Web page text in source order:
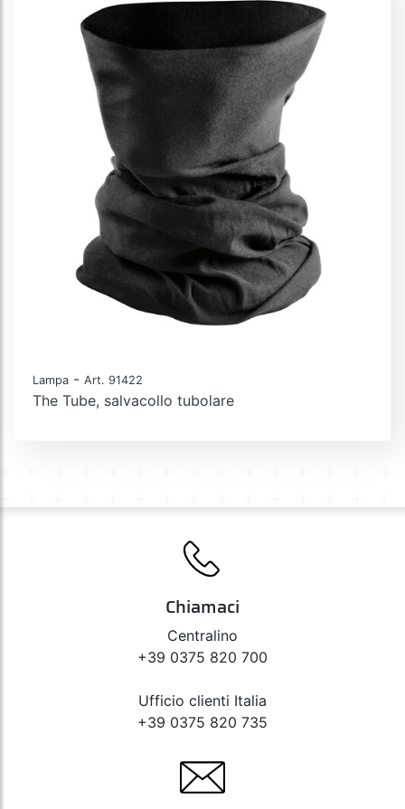
Lampa - Art. 91422
The Tube, salvacollo tubolare
Chiamaci
Centralino
+39 0375 820 700
Ufficio clienti Italia
+39 0375 820 735